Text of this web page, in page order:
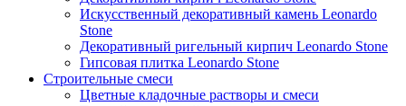
Искусственный декоративный камень Leonardo
Stone
Декоративный ригельный кирпич Leonardo Stone
Гипсовая плитка Leonardo Stone
Строительные смеси
Цветные кладочные растворы и смеси